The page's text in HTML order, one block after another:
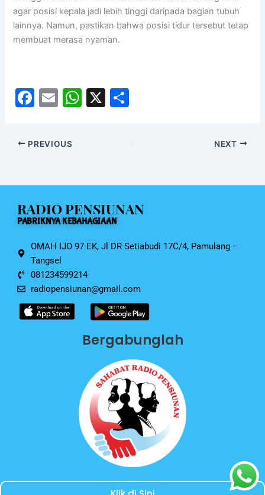
agar posisi kepala jadi lebih tinggi daripada bagian tubuh
lainnya. Namun, pastikan bahwa posisi tidur tersebut tetap
membuat merasa nyaman.
F
c
e
o
o
k
E
ai
l
W
p
p
X
PREVIOUS NEXT
RADIO PENSIUNAN
PABRIKNYA KEBAHAGIAAN
OMAH IJO 97 EK, Jl DR Setiabudi 17C/4, Pamulang –
Tangsel
081234599214
radiopensiunan@gmail.com
Bergabunglah